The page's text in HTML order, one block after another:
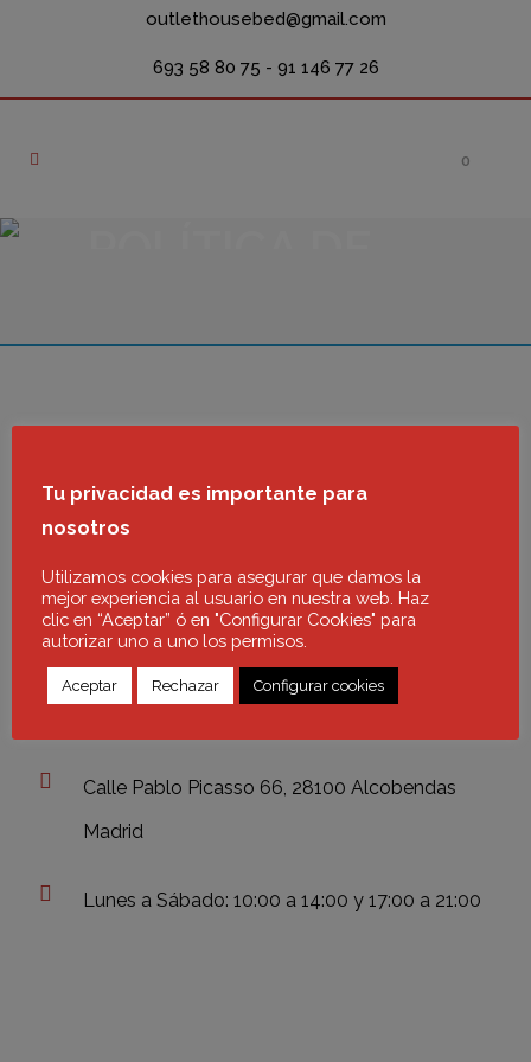
outlethousebed@gmail.com
693 58 80 75 - 91 146 77 26
0
CONTACTO
outlethousebed@gmail.com
Calle Pablo Picasso 66, 28100 Alcobendas
Madrid
Lunes a Sábado: 10:00 a 14:00 y 17:00 a 21:00
Tu privacidad es importante para
nosotros
Utilizamos cookies para asegurar que damos la
mejor experiencia al usuario en nuestra web. Haz
clic en “Aceptar” ó en "Configurar Cookies" para
autorizar uno a uno los permisos.
Aceptar Rechazar Configurar cookies